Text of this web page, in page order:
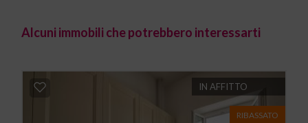
Alcuni immobili che potrebbero interessarti
IN AFFITTO
RIBASSATO